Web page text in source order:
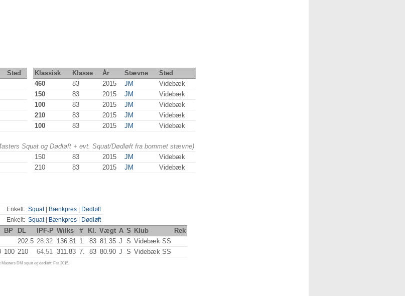
Sted Klassisk Klasse År Stævne
Sted
460 83 2015 JM
Videbæk
150 83 2015 JM
Videbæk
100 83 2015 JM
Videbæk
210 83 2015 JM
Videbæk
100 83 2015 JM Videbæk
Squat og Dødløft + evt. Squat/Dødløft fra bommet stævne)
150 83 2015 JM
Videbæk
210 83 2015 JM Videbæk
Enkelt: Squat| Bænkpres
Dødløft
Enkelt: Squat| Bænkpres Dødløft
BP DL IPF-P Wilks # Kl. Vægt A S Klub
Rek
202.5 28.32 136.81 1. 83 81.35 J S Videbæk SS
100 210 64.51 311.83 7. 83 80.90 J S Videbæk SS
DM squat og dødløft: Fra 2015.